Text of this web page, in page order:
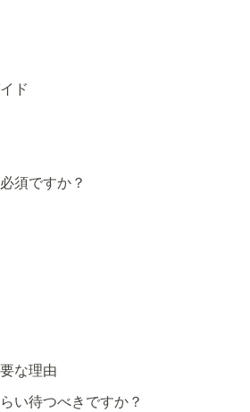
ド
須ですか？
な理由
い待つべきですか？